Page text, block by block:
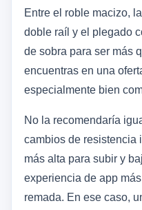
Entre el roble macizo,
doble raíl y el plegado
de sobra para ser más
encuentras en una
especialmente bien
No la recomendaría
cambios de resistencia
más alta para subir y
experiencia de app
remada. En ese caso,